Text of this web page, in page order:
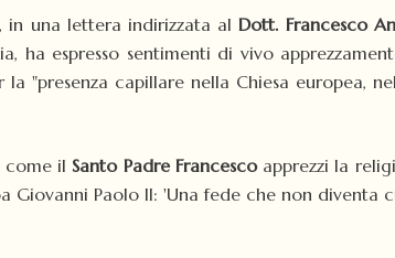
in una lettera indirizzata alDott. Francesco
ha espresso sentimenti di vivo
"presenza capillare nella Chiesa europea,
come ilSanto Padre Francescoapprezzi la
Giovanni Paolo II: 'Una fede che non